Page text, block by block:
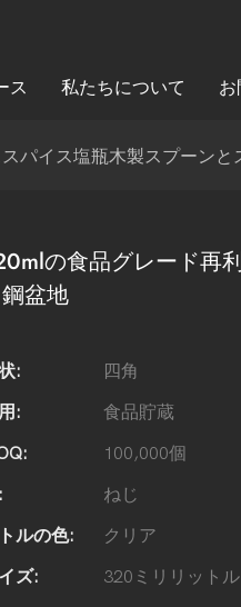
ス 私たちについて
パイス塩瓶木製スプーンと
の食品グレード再
盆地
: 四角
: 食品貯蔵
100,000個
ねじ
ルの色: クリア
ズ: 320ミリリットル